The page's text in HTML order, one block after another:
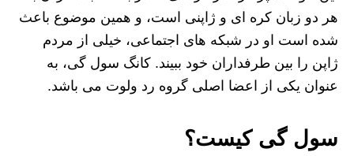
هر دو زبان کره ای و ژاپنی است، و همین موضوع باعث
شده است او در شبکه های اجتماعی، خیلی از مردم
ژاپن را بین طرفداران خود ببیند. کانگ سول گی، به
عنوان یکی از اعضا اصلی گروه رد ولوت می باشد.
سول گی کیست؟